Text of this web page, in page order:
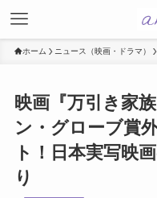
ホーム ニュース（映画・ドラマ）
映画『万引き家
ン・グローブ賞
ト！日本実写映
り